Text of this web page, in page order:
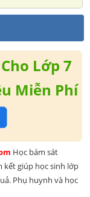
Lớp 7
Miễn Phí
Học bám sát
kết giúp học sinh lớp
Phụ huynh và học